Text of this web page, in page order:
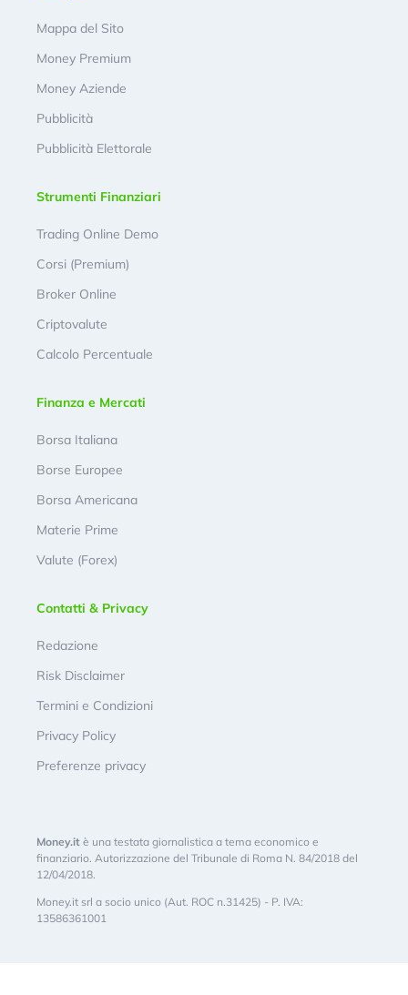
Mappa del Sito
Money Premium
Money Aziende
Pubblicità
Pubblicità Elettorale
Strumenti Finanziari
Trading Online Demo
Corsi (Premium)
Broker Online
Criptovalute
Calcolo Percentuale
Finanza e Mercati
Borsa Italiana
Borse Europee
Borsa Americana
Materie Prime
Valute (Forex)
Contatti & Privacy
Redazione
Risk Disclaimer
Termini e Condizioni
Privacy Policy
Preferenze privacy
Money.it è una testata giornalistica a tema economico e
finanziario. Autorizzazione del Tribunale di Roma N. 84/2018 del
12/04/2018.
Money.it srl a socio unico (Aut. ROC n.31425) - P. IVA:
13586361001